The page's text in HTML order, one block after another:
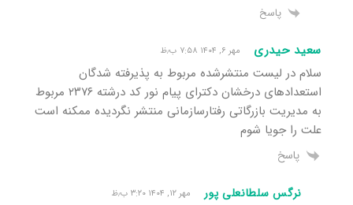
پاسخ
سعید حیدری مهر ۶, ۱۴۰۴ ۷:۵۸ ب٫ظ
سلام در لیست منتشرشده مربوط به پذیرفته شدگان
استعدادهای درخشان دکترای پیام نور کد درشته ۲۳۷۶ مربوط
به مدیریت بازرگاتی رفتارسازمانی منتشر نگردیده ممکنه است
علت را جویا شوم
پاسخ
نرگس سلطانعلی پور مهر ۱۲, ۱۴۰۴ ۳:۲۰ ب٫ظ